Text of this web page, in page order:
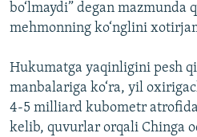
bo‘lmaydi” degan mazmunda
mehmonning ko‘nglini
Hukumatga yaqinligini pesh
manbalariga ko‘ra, yil
4-5 milliard kubometr
kelib, quvurlar orqali Chinga